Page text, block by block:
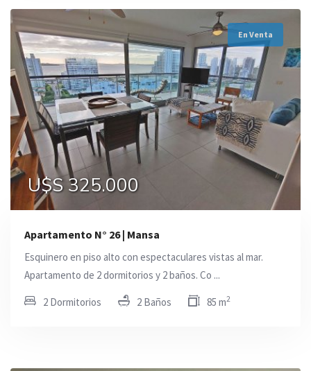
En Venta
U$S 325.000
Apartamento N° 26 | Mansa
Esquinero en piso alto con espectaculares vistas al mar.
Apartamento de 2 dormitorios y 2 baños. Co ...
2 Dormitorios 2 Baños 85 m2